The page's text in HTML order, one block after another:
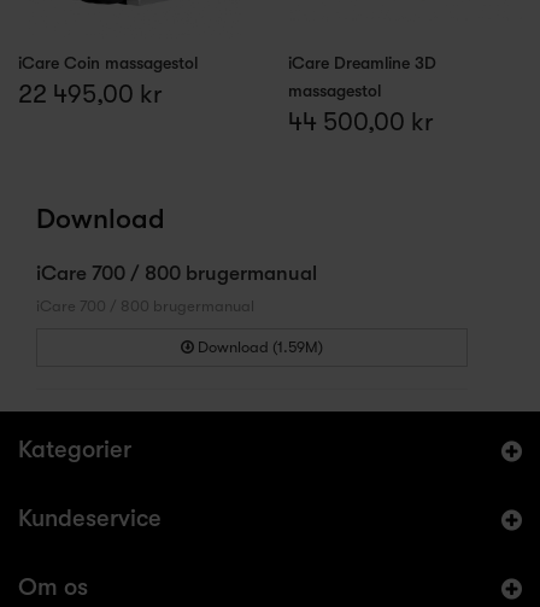
iCare Coin massagestol
22 495,00 kr
iCare Dreamline 3D
massagestol
44 500,00 kr
Download
iCare 700 / 800 brugermanual
iCare 700 / 800 brugermanual
Download (1.59M)
Kategorier
Kundeservice
Om os